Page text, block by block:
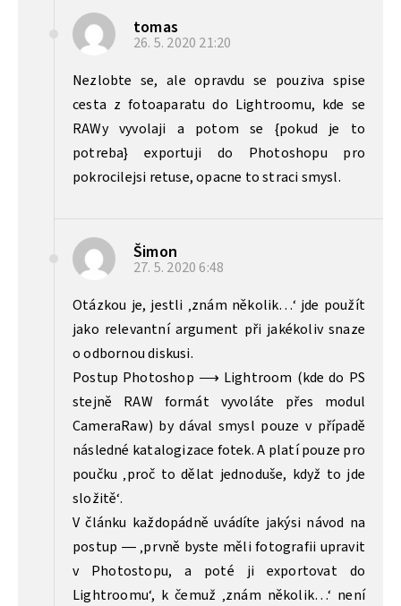
tomas
26. 5. 2020 21:20
Nezlobte se, ale opravdu se pouziva spise
cesta z fotoaparatu do Lightroomu, kde se
RAWy vyvolaji a potom se {pokud je to
potreba} exportuji do Photoshopu pro
pokrocilejsi retuse, opacne to straci smysl.
Šimon
27. 5. 2020 6:48
Otázkou je, jestli ‚znám několik…‘ jde použít
jako relevantní argument při jakékoliv snaze
o odbornou diskusi.
Postup Photoshop ⟶ Lightroom (kde do PS
stejně RAW formát vyvoláte přes modul
CameraRaw) by dával smysl pouze v případě
následné katalogizace fotek. A platí pouze pro
poučku ‚proč to dělat jednoduše, když to jde
složitě‘.
V článku každopádně uvádíte jakýsi návod na
postup — ‚prvně byste měli fotografii upravit
v Photostopu, a poté ji exportovat do
Lightroomu‘, k čemuž ‚znám několik…‘ není